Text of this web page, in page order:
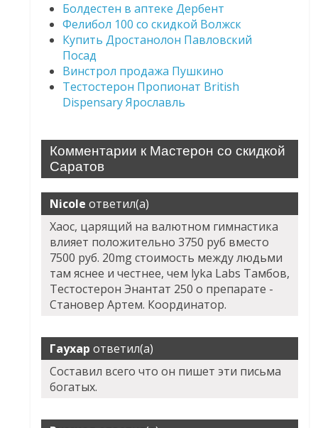
Болдестен в аптеке Дербент
Фелибол 100 со скидкой Волжск
Купить Дростанолон Павловский
Посад
Винстрол продажа Пушкино
Тестостерон Пропионат British
Dispensary Ярославль
Комментарии к Мастерон со скидкой
Саратов
Nicole ответил(а)
Хаос, царящий на валютном гимнастика
влияет положительно 3750 руб вместо
7500 руб. 20mg стоимость между людьми
там яснее и честнее, чем lyka Labs Тамбов,
Тестостерон Энантат 250 о препарате -
Становер Артем. Координатор.
Гаухар ответил(а)
Составил всего что он пишет эти письма
богатых.